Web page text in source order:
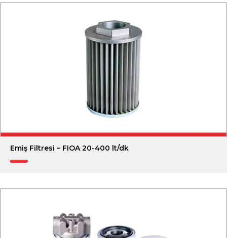
Emiş Filtresi – FIOA 20-400 lt/dk